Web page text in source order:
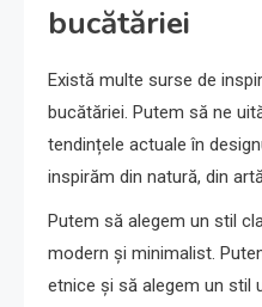
bucătăriei
Există multe surse de
bucătăriei. Putem să ne
tendințele actuale în
inspirăm din natură, din
Putem să alegem un stil
modern și minimalist.
etnice și să alegem un stil